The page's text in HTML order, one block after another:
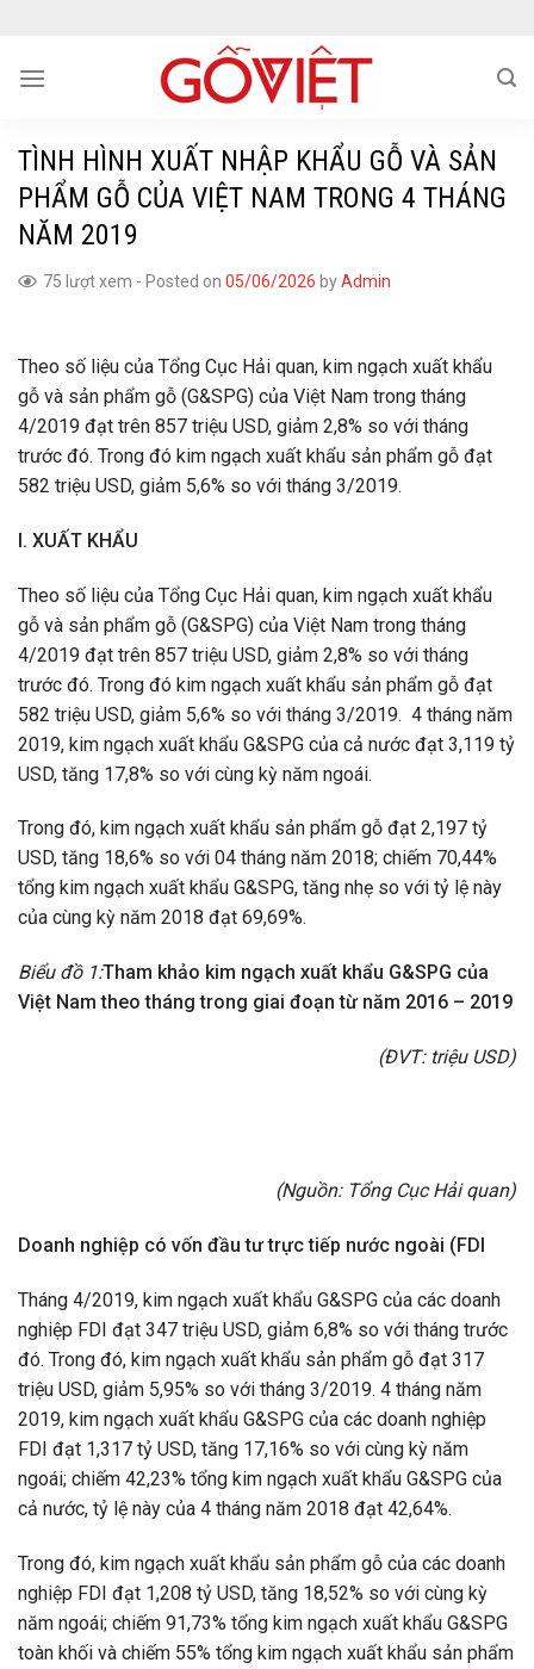
content
TÌNH HÌNH XUẤT NHẬP KHẨU GỖ VÀ SẢN
PHẨM GỖ CỦA VIỆT NAM TRONG 4 THÁNG
NĂM 2019
75 lượt xem - Posted on 05/06/2026 byAdmin
Theo số liệu của Tổng Cục Hải quan, kim ngạch xuất khẩu
gỗ và sản phẩm gỗ (G&SPG) của Việt Nam trong tháng
4/2019 đạt trên 857 triệu USD, giảm 2,8% so với tháng
trước đó. Trong đó kim ngạch xuất khẩu sản phẩm gỗ đạt
582 triệu USD, giảm 5,6% so với tháng 3/2019.
I. XUẤT KHẨU
Theo số liệu của Tổng Cục Hải quan, kim ngạch xuất khẩu
gỗ và sản phẩm gỗ (G&SPG) của Việt Nam trong tháng
4/2019 đạt trên 857 triệu USD, giảm 2,8% so với tháng
trước đó. Trong đó kim ngạch xuất khẩu sản phẩm gỗ đạt
582 triệu USD, giảm 5,6% so với tháng 3/2019. 4 tháng năm
2019, kim ngạch xuất khẩu G&SPG của cả nước đạt 3,119 tỷ
USD, tăng 17,8% so với cùng kỳ năm ngoái.
Trong đó, kim ngạch xuất khẩu sản phẩm gỗ đạt 2,197 tỷ
USD, tăng 18,6% so với 04 tháng năm 2018; chiếm 70,44%
tổng kim ngạch xuất khẩu G&SPG, tăng nhẹ so với tỷ lệ này
của cùng kỳ năm 2018 đạt 69,69%.
Biểu đồ 1:Tham khảo kim ngạch xuất khẩu G&SPG của
Việt Nam theo tháng trong giai đoạn từ năm 2016 – 2019
(ĐVT: triệu USD)
(Nguồn: Tổng Cục Hải quan)
Doanh nghiệp có vốn đầu tư trực tiếp nước ngoài (FDI
Tháng 4/2019, kim ngạch xuất khẩu G&SPG của các doanh
nghiệp FDI đạt 347 triệu USD, giảm 6,8% so với tháng trước
đó. Trong đó, kim ngạch xuất khẩu sản phẩm gỗ đạt 317
triệu USD, giảm 5,95% so với tháng 3/2019. 4 tháng năm
2019, kim ngạch xuất khẩu G&SPG của các doanh nghiệp
FDI đạt 1,317 tỷ USD, tăng 17,16% so với cùng kỳ năm
ngoái; chiếm 42,23% tổng kim ngạch xuất khẩu G&SPG của
cả nước, tỷ lệ này của 4 tháng năm 2018 đạt 42,64%.
Trong đó, kim ngạch xuất khẩu sản phẩm gỗ của các doanh
nghiệp FDI đạt 1,208 tỷ USD, tăng 18,52% so với cùng kỳ
năm ngoái; chiếm 91,73% tổng kim ngạch xuất khẩu G&SPG
toàn khối và chiếm 55% tổng kim ngạch xuất khẩu sản phẩm